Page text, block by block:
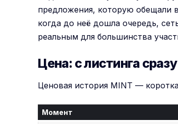
предложения, которую обещали
когда до неё дошла очередь,
реальным для большинства
Цена: с листинга
Ценовая история MINT —
Момент